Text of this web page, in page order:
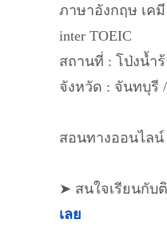
ภาษาอังกฤษ เคมี
inter TOEIC
สถานที่ : โป่งน้ำ
จังหวัด : จันทบุรี
สอนทางออนไลน์
➤ สนใจเรียนกับ
เลย